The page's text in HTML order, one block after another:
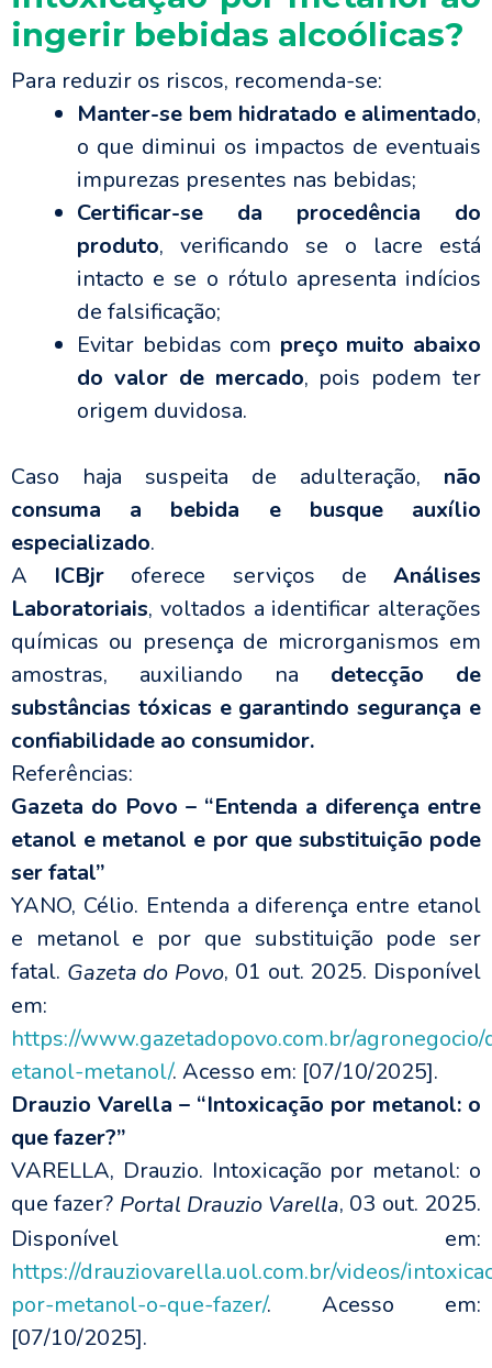
ingerir bebidas alcoólicas?
Para reduzir os riscos, recomenda-se:
Manter-se bem hidratado e alimentado,
o que diminui os impactos de eventuais
impurezas presentes nas bebidas;
Certificar-se da procedência do
produto, verificando se o lacre está
intacto e se o rótulo apresenta indícios
de falsificação;
Evitar bebidas com preço muito abaixo
do valor de mercado, pois podem ter
origem duvidosa.
Caso haja suspeita de adulteração, não
consuma a bebida e busque auxílio
especializado.
A ICBjr oferece serviços deAnálises
Laboratoriais, voltados a identificar alterações
químicas ou presença de microrganismos em
amostras, auxiliando na detecção de
substâncias tóxicas e garantindo segurança e
confiabilidade ao consumidor.
Referências:
Gazeta do Povo – “Entenda a diferença entre
etanol e metanol e por que substituição pode
ser fatal”
YANO, Célio. Entenda a diferença entre etanol
e metanol e por que substituição pode ser
fatal. Gazeta do Povo, 01 out. 2025. Disponível
em:
https://www.gazetadopovo.com.br/
etanol-metanol/. Acesso em: [07/10/2025].
Drauzio Varella – “Intoxicação por metanol: o
que fazer?”
VARELLA, Drauzio. Intoxicação por metanol: o
que fazer? Portal Drauzio Varella, 03 out. 2025.
Disponível em:
https://drauziovarella.uol.com.br/videos/
por-metanol-o-que-fazer/. Acesso em:
[07/10/2025].